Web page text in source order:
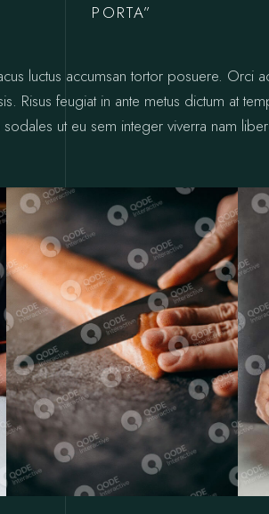
PORTA”
luctus accumsan tortor posuere. Orci
Risus feugiat in ante metus dictum at
ut eu sem integer viverra nam